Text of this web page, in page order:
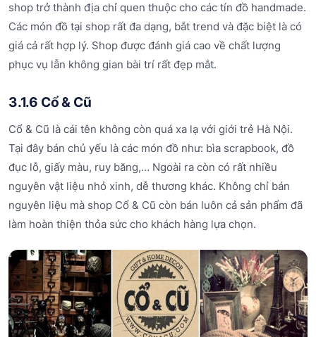
shop trở thành địa chỉ quen thuộc cho các tín đồ handmade.
Các món đồ tại shop rất đa dạng, bắt trend và đặc biệt là có
giá cả rất hợp lý. Shop được đánh giá cao về chất lượng
phục vụ lẫn không gian bài trí rất đẹp mắt.
3.1.6 Cổ & Cũ
Cổ & Cũ là cái tên không còn quá xa lạ với giới trẻ Hà Nội.
Tại đây bán chủ yếu là các món đồ như: bìa scrapbook, đồ
đục lỗ, giấy màu, ruy băng,… Ngoài ra còn có rất nhiều
nguyên vật liệu nhỏ xinh, dễ thương khác. Không chỉ bán
nguyên liệu mà shop Cổ & Cũ còn bán luôn cả sản phẩm đã
làm hoàn thiện thỏa sức cho khách hàng lựa chọn.